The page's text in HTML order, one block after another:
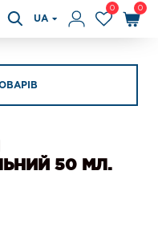
UA
0 0
50 МЛ.